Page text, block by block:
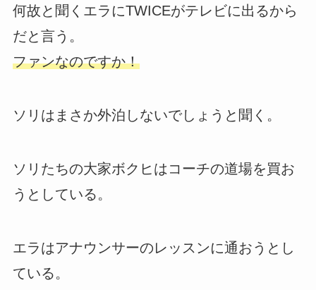
何故と聞くエラにTWICEがテレビに出るから
だと言う。
ファンなのですか！
ソリはまさか外泊しないでしょうと聞く。
ソリたちの大家ボクヒはコーチの道場を買お
うとしている。
エラはアナウンサーのレッスンに通おうとし
ている。